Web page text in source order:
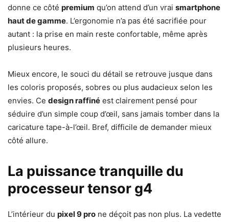
donne ce côté premium qu’on attend d’un vrai smartphone
haut de gamme. L’ergonomie n’a pas été sacrifiée pour
autant : la prise en main reste confortable, même après
plusieurs heures.
Mieux encore, le souci du détail se retrouve jusque dans
les coloris proposés, sobres ou plus audacieux selon les
envies. Ce design raffiné est clairement pensé pour
séduire d’un simple coup d’œil, sans jamais tomber dans la
caricature tape-à-l’œil. Bref, difficile de demander mieux
côté allure.
La puissance tranquille du
processeur tensor g4
L’intérieur du pixel 9 pro ne déçoit pas non plus. La vedette